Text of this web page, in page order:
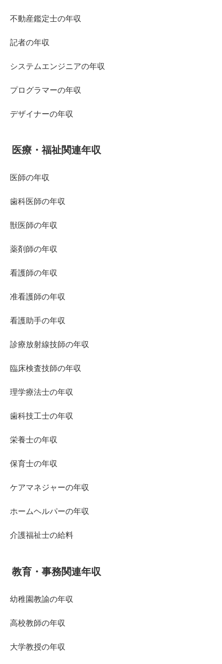
不動産鑑定士の年収
記者の年収
システムエンジニアの年収
プログラマーの年収
デザイナーの年収
医療・福祉関連年収
医師の年収
歯科医師の年収
獣医師の年収
薬剤師の年収
看護師の年収
准看護師の年収
看護助手の年収
診療放射線技師の年収
臨床検査技師の年収
理学療法士の年収
歯科技工士の年収
栄養士の年収
保育士の年収
ケアマネジャーの年収
ホームヘルパーの年収
介護福祉士の給料
教育・事務関連年収
幼稚園教諭の年収
高校教師の年収
大学教授の年収